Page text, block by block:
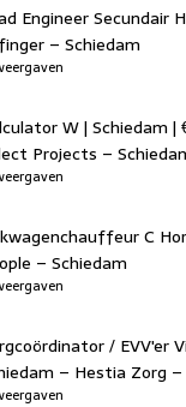
Engineer Secundair
– Schiedam
W | Schiedam
Projects –
C
– Schiedam
/ EVV'er
– Hestia Zorg –